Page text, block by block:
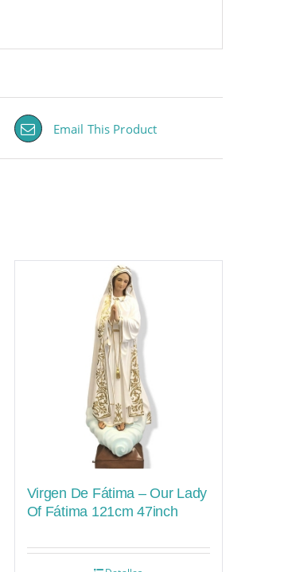
Email This Product
Virgen De Fátima – Our Lady
Of Fátima 121cm 47inch